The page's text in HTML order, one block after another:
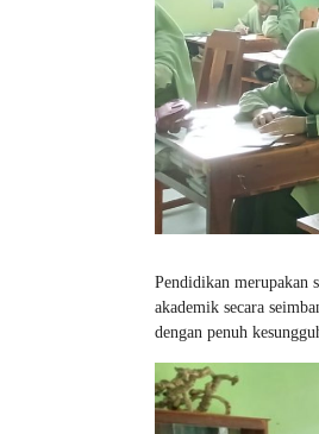
Pendidikan merupakan
akademik secara
dengan penuh